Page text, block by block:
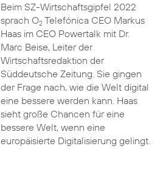
Beim SZ-Wirtschaftsgipfel 2022
sprach O2Telefónica CEO Markus
Haas im CEO Powertalk mit Dr.
Marc Beise, Leiter der
Wirtschaftsredaktion der
Süddeutsche Zeitung. Sie gingen
der Frage nach, wie die Welt digital
eine bessere werden kann. Haas
sieht große Chancen für eine
bessere Welt, wenn eine
europäisierte Digitalisierung gelingt.